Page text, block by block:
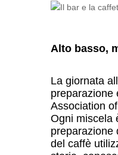
Alto basso,
La giornata
preparazione
Association
Ogni miscela
preparazione
del caffè